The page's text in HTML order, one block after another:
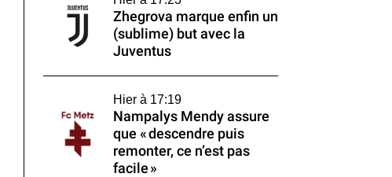
Zhegrova marque enfin un
(sublime) but avec la
Juventus
Hier à 17:19
Nampalys Mendy assure
que « descendre puis
remonter, ce n’est pas
facile »